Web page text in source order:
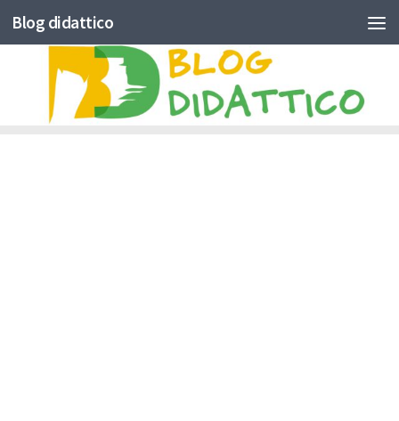
Skip to content
Blog didattico